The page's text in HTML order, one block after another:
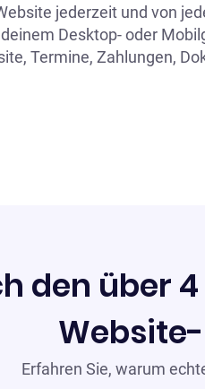
jederzeit und von
Desktop- oder
Termine, Zahlungen,
den über
Erfahren Sie, warum